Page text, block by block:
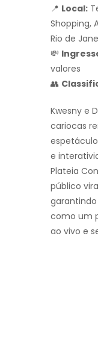
📍 Local:
Shopping,
Rio de
💸
valores
👥
Kwesny e
cariocas
e
Plateia
público
como um
ao vivo e